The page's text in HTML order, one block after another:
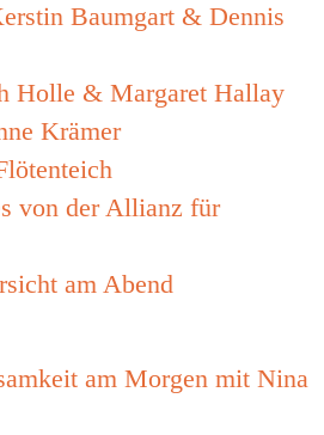
Baumgart & Dennis
Holle & Margaret Hallay
Krämer
von der Allianz für
am Abend
am Morgen mit Nina